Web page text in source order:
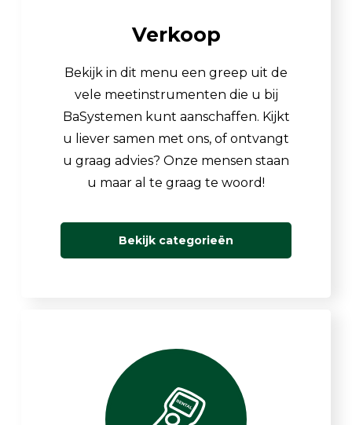
Verkoop
Bekijk in dit menu een greep uit de
vele meetinstrumenten die u bij
BaSystemen kunt aanschaffen. Kijkt
u liever samen met ons, of ontvangt
u graag advies? Onze mensen staan
u maar al te graag te woord!
Bekijk categorieën